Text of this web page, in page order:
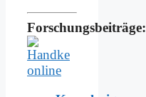
Forschungsbeiträge: